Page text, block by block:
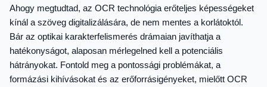
Ahogy megtudtad, az OCR technológia erőteljes képességeket
kínál a szöveg digitalizálására, de nem mentes a korlátoktól.
Bár az optikai karakterfelismerés drámaian javíthatja a
hatékonyságot, alaposan mérlegelned kell a potenciális
hátrányokat. Fontold meg a pontossági problémákat, a
formázási kihívásokat és az erőforrásigényeket, mielőtt OCR